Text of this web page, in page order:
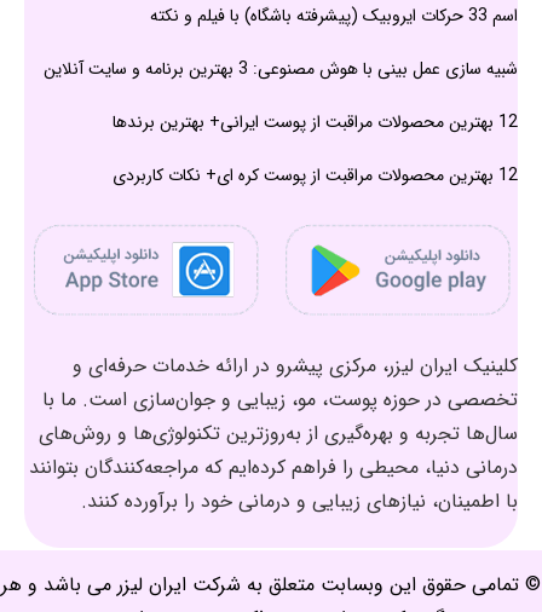
اسم 33 حرکات ایروبیک (پیشرفته باشگاه) با فیلم و نکته
شبیه سازی عمل بینی با هوش مصنوعی: 3 بهترین برنامه و سایت آنلاین
12 بهترین محصولات مراقبت از پوست ایرانی+ بهترین برندها
12 بهترین محصولات مراقبت از پوست کره ای+ نکات کاربردی
کلینیک ایران لیزر، مرکزی پیشرو در ارائه خدمات حرفه‌ای و
تخصصی در حوزه پوست، مو، زیبایی و جوان‌سازی است. ما با
سال‌ها تجربه و بهره‌گیری از به‌روزترین تکنولوژی‌ها و روش‌های
درمانی دنیا، محیطی را فراهم کرده‌ایم که مراجعه‌کنندگان بتوانند
با اطمینان، نیازهای زیبایی و درمانی خود را برآورده کنند.
© تمامی حقوق این وبسابت متعلق به شرکت ایران لیزر می باشد و هر